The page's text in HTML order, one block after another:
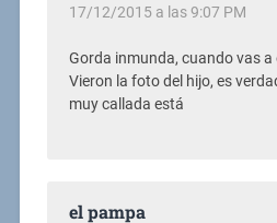
17/12/2015 a las 9:07 PM
Gorda inmunda, cuando vas
Vieron la foto del hijo, es
muy callada está
el pampa